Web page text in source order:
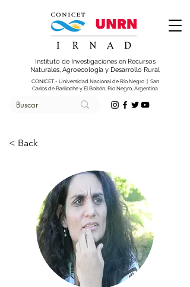
Instituto de Investigaciones en Recursos
Naturales, Agroecología y Desarrollo Rural
CONICET - Universidad Nacional de Río Negro | San
Carlos de Bariloche y El Bolsón, Río Negro, Argentina
< Back